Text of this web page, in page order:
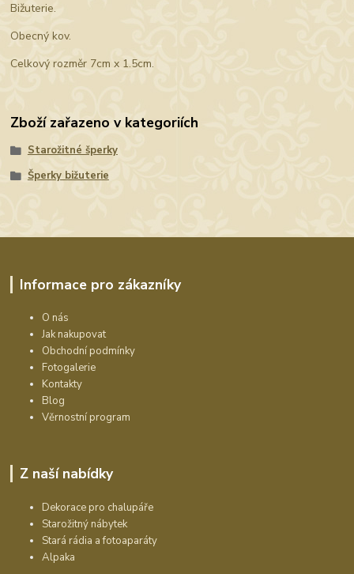
Bižuterie.
Obecný kov.
Celkový rozměr 7cm x 1.5cm.
Zboží zařazeno v kategoriích
Starožitné šperky
Šperky bižuterie
Informace pro zákazníky
O nás
Jak nakupovat
Obchodní podmínky
Fotogalerie
Kontakty
Blog
Věrnostní program
Z naší nabídky
Dekorace pro chalupáře
Starožitný nábytek
Stará rádia a fotoaparáty
Alpaka